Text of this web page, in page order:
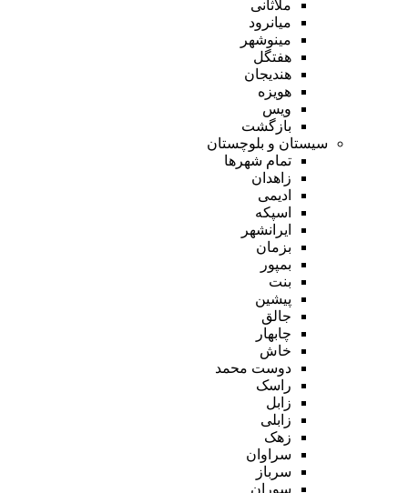
ملاثانی
میانرود
مینوشهر
هفتگل
هندیجان
هویزه
ویس
بازگشت
سیستان و بلوچستان
تمام شهر‌ها
زاهدان
ادیمی
اسپکه
ایرانشهر
بزمان
بمپور
بنت
پیشین
جالق
چابهار
خاش
دوست محمد
راسک
زابل
زابلی
زهک
سراوان
سرباز
سوران